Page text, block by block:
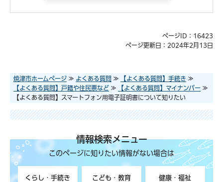
ページID：16423
ページ更新日：2024年2月13日
焼津市ホームページ ≫ よくある質問 ≫ 【よくある質問】手続き ≫
【よくある質問】戸籍や住民票など ≫ 【よくある質問】マイナンバー ≫
【よくある質問】スマートフォン用電子証明書について知りたい
情報検索メニュー
このページに知りたい情報がない場合は
くらし・手続き こども・教育 健康・福祉